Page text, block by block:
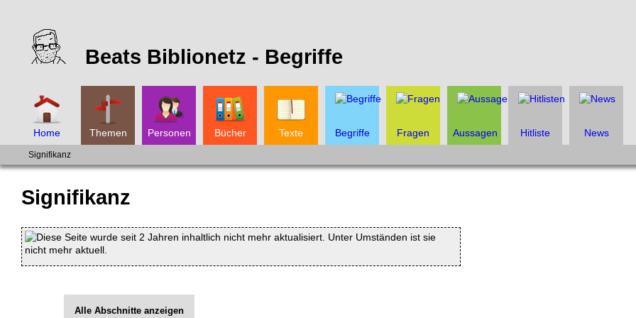
Beats Biblionetz - Begriffe
Home Themen Personen Bücher Texte Begriffe Fragen Aussagen Hitliste News
Signifikanz
Signifikanz
Diese Seite wurde seit 2 Jahren inhaltlich nicht mehr aktualisiert. Unter Umständen ist sie
nicht mehr aktuell.
Alle Abschnitte anzeigen